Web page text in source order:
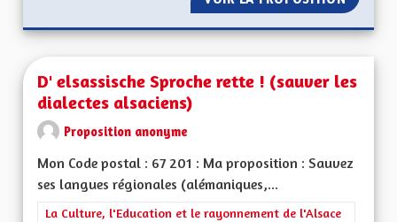
D' elsassische Sproche rette ! (sauver les
dialectes alsaciens)
Proposition anonyme
Mon Code postal : 67 201 : Ma proposition : Sauvez
ses langues régionales (alémaniques,...
Filtrer les résultats de la catégorie : La Culture, l'Education et
La Culture, l'Education et le rayonnement de l'Alsace